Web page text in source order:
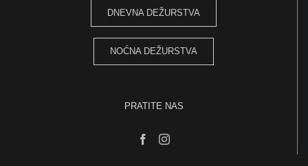
DNEVNA DEŽURSTVA
NOĆNA DEŽURSTVA
PRATITE NAS